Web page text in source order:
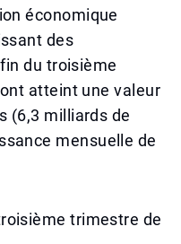
économique
des
du troisième
atteint une valeur
(6,3 milliards de
mensuelle de
trimestre de